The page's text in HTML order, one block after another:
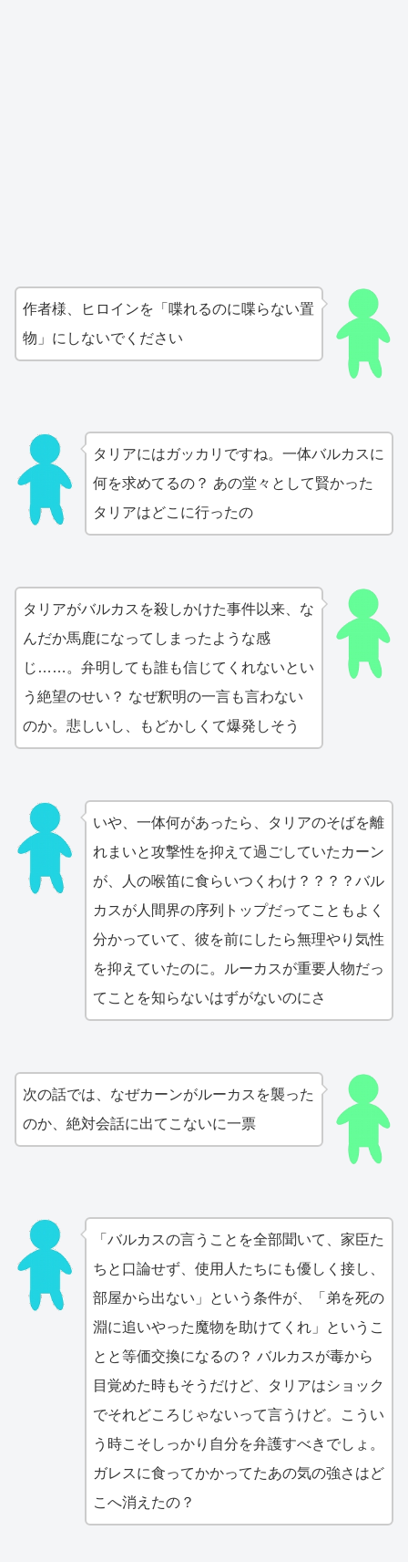
作者様、ヒロインを「喋れるのに喋らない置
物」にしないでください
タリアにはガッカリですね。一体バルカスに
何を求めてるの？ あの堂々として賢かった
タリアはどこに行ったの
タリアがバルカスを殺しかけた事件以来、な
んだか馬鹿になってしまったような感
じ……。弁明しても誰も信じてくれないとい
う絶望のせい？ なぜ釈明の一言も言わない
のか。悲しいし、もどかしくて爆発しそう
いや、一体何があったら、タリアのそばを離
れまいと攻撃性を抑えて過ごしていたカーン
が、人の喉笛に食らいつくわけ？？？？バル
カスが人間界の序列トップだってこともよく
分かっていて、彼を前にしたら無理やり気性
を抑えていたのに。ルーカスが重要人物だっ
てことを知らないはずがないのにさ
次の話では、なぜカーンがルーカスを襲った
のか、絶対会話に出てこないに一票
「バルカスの言うことを全部聞いて、家臣た
ちと口論せず、使用人たちにも優しく接し、
部屋から出ない」という条件が、「弟を死の
淵に追いやった魔物を助けてくれ」というこ
とと等価交換になるの？ バルカスが毒から
目覚めた時もそうだけど、タリアはショック
でそれどころじゃないって言うけど。こうい
う時こそしっかり自分を弁護すべきでしょ。
ガレスに食ってかかってたあの気の強さはど
こへ消えたの？